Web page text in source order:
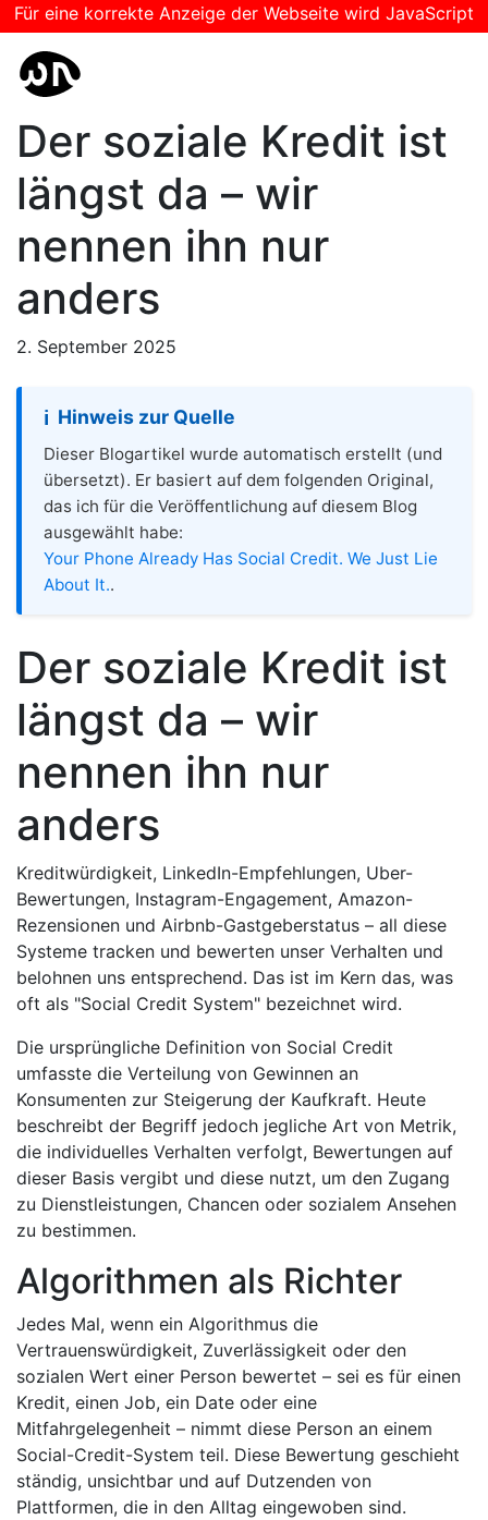
Für eine korrekte Anzeige der Webseite wird JavaScript
benötigt
Der soziale Kredit ist
längst da – wir
nennen ihn nur
anders
2. September 2025
ℹ️ Hinweis zur Quelle
Dieser Blogartikel wurde automatisch erstellt (und
übersetzt). Er basiert auf dem folgenden Original,
das ich für die Veröffentlichung auf diesem Blog
ausgewählt habe:
Your Phone Already Has Social Credit. We Just Lie
About It..
Der soziale Kredit ist
längst da – wir
nennen ihn nur
anders
Kreditwürdigkeit, LinkedIn-Empfehlungen, Uber-
Bewertungen, Instagram-Engagement, Amazon-
Rezensionen und Airbnb-Gastgeberstatus – all diese
Systeme tracken und bewerten unser Verhalten und
belohnen uns entsprechend. Das ist im Kern das, was
oft als "Social Credit System" bezeichnet wird.
Die ursprüngliche Definition von Social Credit
umfasste die Verteilung von Gewinnen an
Konsumenten zur Steigerung der Kaufkraft. Heute
beschreibt der Begriff jedoch jegliche Art von Metrik,
die individuelles Verhalten verfolgt, Bewertungen auf
dieser Basis vergibt und diese nutzt, um den Zugang
zu Dienstleistungen, Chancen oder sozialem Ansehen
zu bestimmen.
Algorithmen als Richter
Jedes Mal, wenn ein Algorithmus die
Vertrauenswürdigkeit, Zuverlässigkeit oder den
sozialen Wert einer Person bewertet – sei es für einen
Kredit, einen Job, ein Date oder eine
Mitfahrgelegenheit – nimmt diese Person an einem
Social-Credit-System teil. Diese Bewertung geschieht
ständig, unsichtbar und auf Dutzenden von
Plattformen, die in den Alltag eingewoben sind.